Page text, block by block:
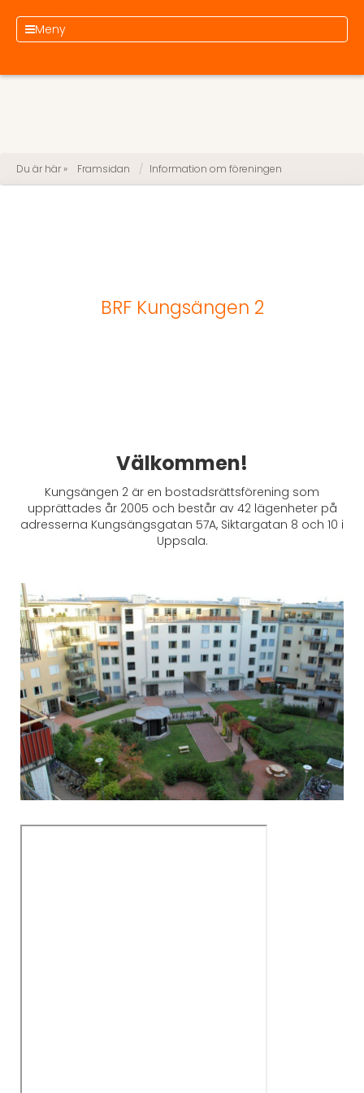
Meny
Du är här » Framsidan Information om föreningen
BRF Kungsängen 2
Välkommen!
Kungsängen 2 är en bostadsrättsförening som
upprättades år 2005 och består av 42 lägenheter på
adresserna Kungsängsgatan 57A, Siktargatan 8 och 10 i
Uppsala.